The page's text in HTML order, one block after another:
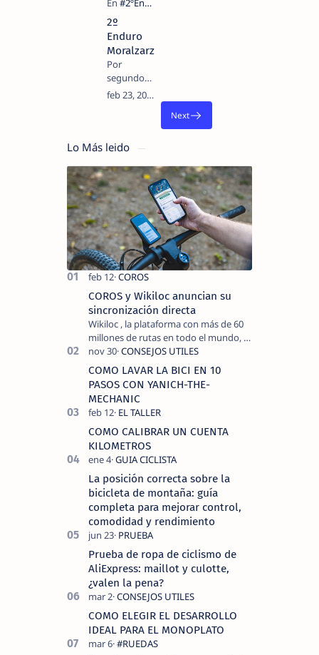
2º
Enduro
Moralzarzal
Por
segundo
año
Madrileña
Moralzarzal
se ha
celebrado
el
#2ºEnduroMoral,
diseñado
por iago
Garay,
corredor
de
mount…
Lo Más leido
COROS y Wikiloc anuncian su
sincronización directa
Wikiloc , la plataforma con más de 60
millones de rutas en todo el mundo, y
COROS , marca de dispositivos GPS
reconocida mundialmente por su
tecnolo…
COMO LAVAR LA BICI EN 10
PASOS CON YANICH-THE-
MECHANIC
COMO CALIBRAR UN CUENTA
KILOMETROS
La posición correcta sobre la
bicicleta de montaña: guía
completa para mejorar control,
comodidad y rendimiento
Prueba de ropa de ciclismo de
AliExpress: maillot y culotte,
¿valen la pena?
COMO ELEGIR EL DESARROLLO
IDEAL PARA EL MONOPLATO